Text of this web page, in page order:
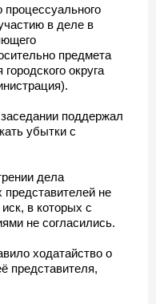
процессуального
в деле в
предмета
округа
поддержал
убытки с
дела
не
в которых с
не согласились.
ходатайство о
представителя,